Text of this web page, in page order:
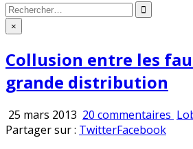
Rechercher
: ×
Collusion entre les
grande distribution
25 mars 2013 20 commentaires sur
Partager sur : TwitterFacebook